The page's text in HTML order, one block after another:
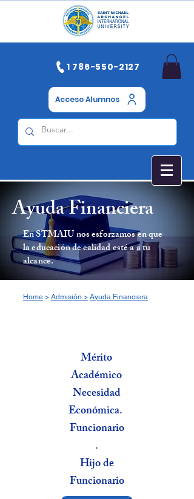
1 786-550-2127
Acceso Alumnos
Ayuda Financiera
En STMAIU nos esforzamos en que
la educación de calidad esté a a tu
alcance.
Home > Admisión > Ayuda Financiera
Mérito
Académico
Necesidad
Económica.
Funcionario
.
Hijo de
Funcionario